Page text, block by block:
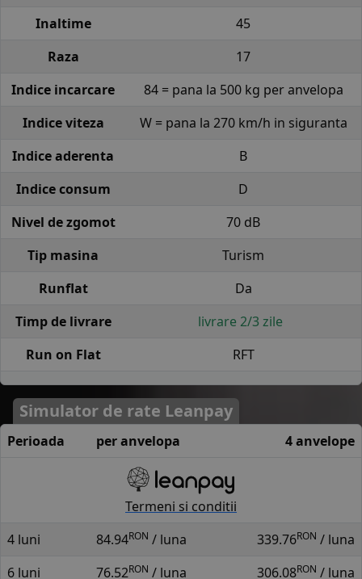
Inaltime
45
Raza
17
Indice incarcare
84 = pana la 500 kg per anvelopa
Indice viteza
W = pana la 270 km/h in siguranta
Indice aderenta
B
Indice consum
D
Nivel de zgomot
70 dB
Tip masina
Turism
Runflat
Da
Timp de livrare
livrare 2/3 zile
Run on Flat
RFT
Simulator de rate Leanpay
Perioada per anvelopa 4 anvelope
Termeni si conditii
4 luni
84.94RON / luna 339.76RON / luna
6 luni
76.52RON / luna 306.08RON / luna